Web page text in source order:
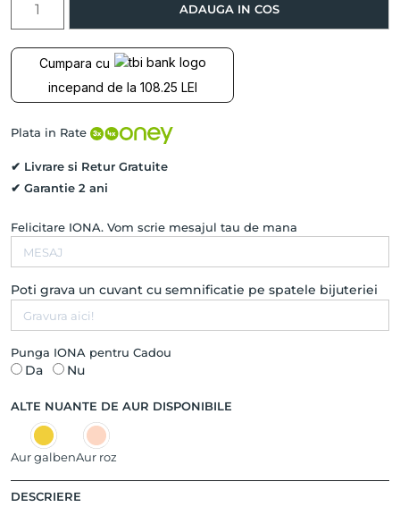
Colier
lung
FLORI
MARAMU,
Alb
ADAUGA IN COS
Cumpara cu
incepand de la 108.25 LEI
Plata in Rate
✔ Livrare si Retur Gratuite
✔ Garantie 2 ani
Felicitare IONA. Vom scrie mesajul tau de mana
Poti grava un cuvant cu semnificatie pe spatele bijuteriei
Punga IONA pentru Cadou
Da Nu
ALTE NUANTE DE AUR DISPONIBILE
Aur galbenAur roz
DESCRIERE